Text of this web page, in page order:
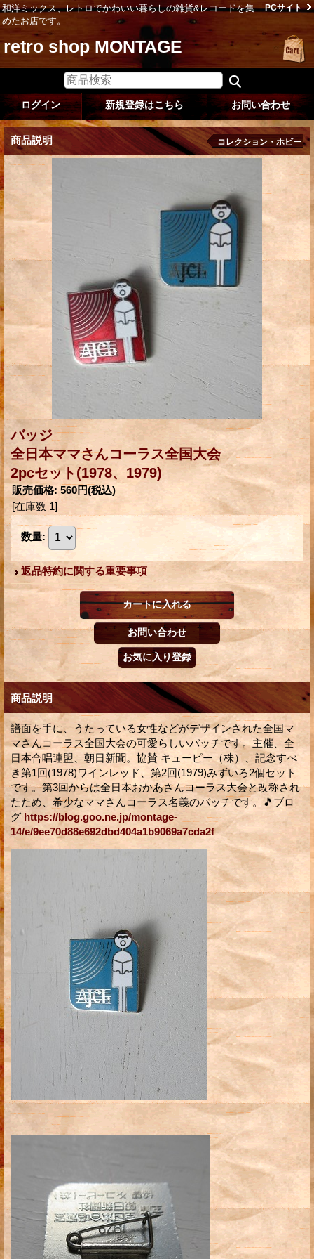
和洋ミックス、レトロでかわいい暮らしの雑貨&レコードを集
めたお店です。
PCサイト
retro shop MONTAGE
ログイン 新規登録はこちら お問い合わせ
商品説明 コレクション・ホビー
バッジ
全日本ママさんコーラス全国大会
2pcセット(1978、1979)
販売価格: 560円(税込)
[在庫数 1]
数量:
返品特約に関する重要事項
商品説明
譜面を手に、うたっている女性などがデザインされた全国マ
マさんコーラス全国大会の可愛らしいバッチです。主催、全
日本合唱連盟、朝日新聞。協賛 キューピー（株）、記念すべ
き第1回(1978)ワインレッド、第2回(1979)みずいろ2個セット
です。第3回からは全日本おかあさんコーラス大会と改称され
たため、希少なママさんコーラス名義のバッチです。🎵ブロ
グ https://blog.goo.ne.jp/montage-
14/e/9ee70d88e692dbd404a1b9069a7cda2f